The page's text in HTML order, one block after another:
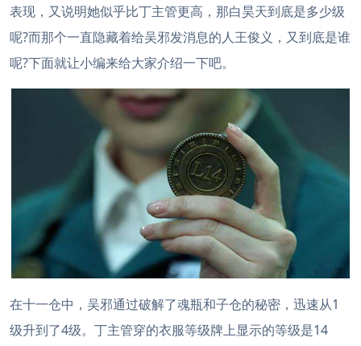
表现，又说明她似乎比丁主管更高，那白昊天到底是多少级
呢?而那个一直隐藏着给吴邪发消息的人王俊义，又到底是谁
呢?下面就让小编来给大家介绍一下吧。
在十一仓中，吴邪通过破解了魂瓶和子仓的秘密，迅速从1
级升到了4级。丁主管穿的衣服等级牌上显示的等级是14